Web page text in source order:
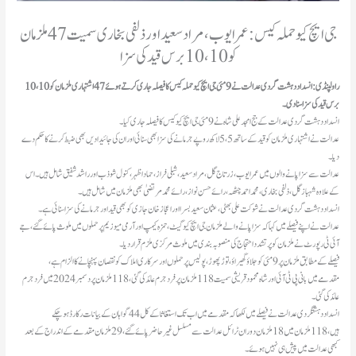
جی ایچ کیو حملہ کیس: عمر ایوب، مراد سعید اور ذلفی بخاری سمیت 47 ملزمان
کو 10، 10 برس قید کی سزا
راولپنڈی: انسداد دہشت گردی عدالت نے 9 مئی جی ایچ کیو حملہ کیس کا فیصلہ جاری کرتے ہوئے 47 اشتہاری ملزمان کو 10، 10
برس قید کی سزا سنا دی۔
انسداد دہشت گردی عدالت کے جج امجد علی شاہ نے 9 مئی جی ایچ کیو کیس کا فیصلہ جاری کیا۔
عدالت نے اشتہاری ملزمان کو قید کے ساتھ 5،5 لاکھ روپے جرمانے کی سزا بھی سنائی اور ان کی جائیدادیں بھی ضبط کرنے کا حکم دے
دیا۔
عدالت سے سزا پانے والوں میں عمر ایوب، زرتاج گل، مراد سعید، شبلی فراز، حماد اظہر، کنول شوذب اور راشد شفیق شامل ہیں۔ اس
کے علاوہ شہباز گل، ذلفی بخاری، محمد احمد چٹھہ، رائے حسن نواز، رائے محمد مرتضیٰ بھی ملزمان میں شامل ہیں۔
انسداد دہشت گردی عدالت نے شوکت علی بھٹی، عثمان سعید بسرا اور اعجاز خان جازی کو بھی قید اور جرمانے کی سزا سنائی ہے۔
عدالت نے اپنے فیصلے میں کہا کہ سزا پانے والے ملزمان جی ایچ کیو گیٹ، حمزہ کیمپ اور آرمی میوزیم پرحملوں میں ملوث پائے گئے، جے
آئی ٹی رپورٹ نے ملزمان کو پرتشدد احتجاج کی منصوبہ بندی میں ملوث مرکزی ملزم قرار دیا۔
فیصلے کے مطابق ملزمان پر 9 مئی کو جلاؤ گھیراؤ، توڑ پھوڑ، پولیس پرحملوں اورسرکاری املاک کو نقصان پہنچانے کا الزام ہے،
مقدمےمیں بانی پی ٹی آئی اور شاہ محمود قریشی سمیت 118 ملزمان پر فرد جرم عائد کی گئی، 118 ملزمان پر دسمبر 2024 میں فرد جرم
عائد کی گئی۔
انسداد دہشتگردی عدالت نے فیصلے میں لکھا کہ مقدمے میں اب تک استغاثا کے کل 44 گواہان کے بیانات رکارڈ ہوچکے
ہیں، 118ملزمان میں 18 ملزمان دوران ٹرائل عدالت سے مسلسل غیر حاضر پائے گئے، 29ملزمان مقدمے کے اندراج کے بعد
کبھی عدالت میں پیش ہی نہیں ہوئے۔